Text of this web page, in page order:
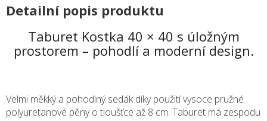
Detailní popis produktu
Taburet Kostka 40 × 40 s úložným
prostorem – pohodlí a moderní design.
Velmi měkký a pohodlný sedák díky použití vysoce pružné
polyuretanové pěny o tloušťce až 8 cm. Taburet má zespodu